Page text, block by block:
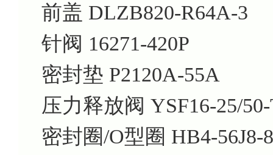
前盖 DLZB820-R64A-3
针阀 16271-420P
密封垫 P2120A-55A
压力释放阀 YSF16-25/
密封圈/O型圈 HB4-56J8-